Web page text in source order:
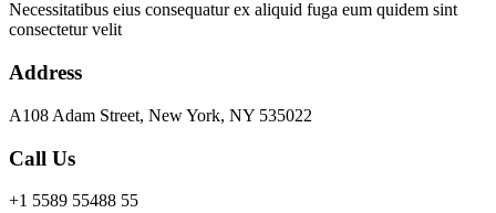
Necessitatibus eius consequatur ex aliquid fuga eum quidem sint
consectetur velit
Address
A108 Adam Street, New York, NY 535022
Call Us
+1 5589 55488 55